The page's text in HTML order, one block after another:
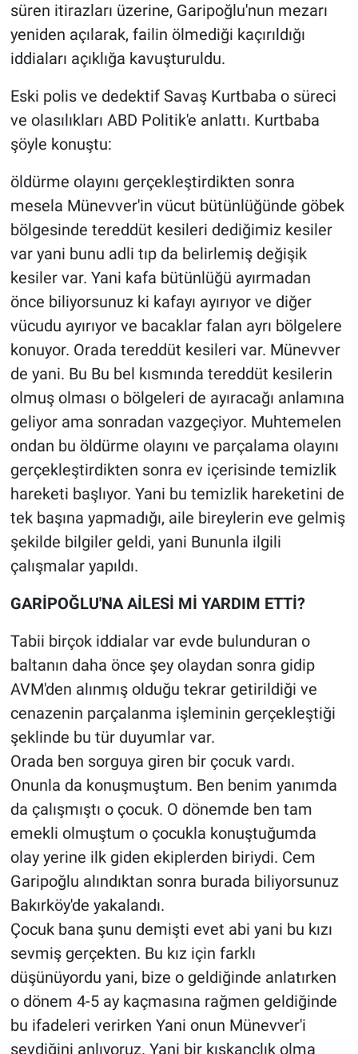
süren itirazları üzerine, Garipoğlu'nun mezarı
yeniden açılarak, failin ölmediği kaçırıldığı
iddiaları açıklığa kavuşturuldu.
Eski polis ve dedektif Savaş Kurtbaba o süreci
ve olasılıkları ABD Politik'e anlattı. Kurtbaba
şöyle konuştu:
öldürme olayını gerçekleştirdikten sonra
mesela Münevver'in vücut bütünlüğünde göbek
bölgesinde tereddüt kesileri dediğimiz kesiler
var yani bunu adli tıp da belirlemiş değişik
kesiler var. Yani kafa bütünlüğü ayırmadan
önce biliyorsunuz ki kafayı ayırıyor ve diğer
vücudu ayırıyor ve bacaklar falan ayrı bölgelere
konuyor. Orada tereddüt kesileri var. Münevver
de yani. Bu Bu bel kısmında tereddüt kesilerin
olmuş olması o bölgeleri de ayıracağı anlamına
geliyor ama sonradan vazgeçiyor. Muhtemelen
ondan bu öldürme olayını ve parçalama olayını
gerçekleştirdikten sonra ev içerisinde temizlik
hareketi başlıyor. Yani bu temizlik hareketini de
tek başına yapmadığı, aile bireylerin eve gelmiş
şekilde bilgiler geldi, yani Bununla ilgili
çalışmalar yapıldı.
GARİPOĞLU'NA AİLESİ Mİ YARDIM ETTİ?
Tabii birçok iddialar var evde bulunduran o
baltanın daha önce şey olaydan sonra gidip
AVM'den alınmış olduğu tekrar getirildiği ve
cenazenin parçalanma işleminin gerçekleştiği
şeklinde bu tür duyumlar var.
Orada ben sorguya giren bir çocuk vardı.
Onunla da konuşmuştum. Ben benim yanımda
da çalışmıştı o çocuk. O dönemde ben tam
emekli olmuştum o çocukla konuştuğumda
olay yerine ilk giden ekiplerden biriydi. Cem
Garipoğlu alındıktan sonra burada biliyorsunuz
Bakırköy'de yakalandı.
Çocuk bana şunu demişti evet abi yani bu kızı
sevmiş gerçekten. Bu kız için farklı
düşünüyordu yani, bize o geldiğinde anlatırken
o dönem 4-5 ay kaçmasına rağmen geldiğinde
bu ifadeleri verirken Yani onun Münevver'i
sevdiğini anlıyoruz. Yani bir kıskançlık olma
Popüler
Programlar
Sağlık
Spor
Teknoloji
Türkiye'nin Geleceği
Türkiye'nin Gündemi
Yerel Gündem
Yerel Yaşam
Canlı Yayın